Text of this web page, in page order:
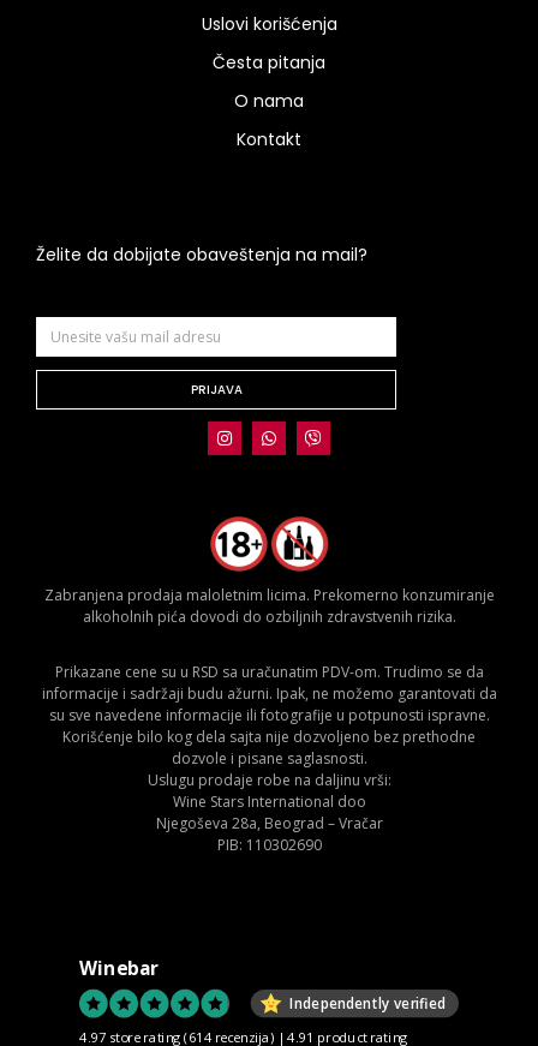
Uslovi korišćenja
Česta pitanja
O nama
Kontakt
Želite da dobijate obaveštenja na mail?
PRIJAVA
Zabranjena prodaja maloletnim licima. Prekomerno konzumiranje
alkoholnih pića dovodi do ozbiljnih zdravstvenih rizika.
Prikazane cene su u RSD sa uračunatim PDV-om. Trudimo se da
informacije i sadržaji budu ažurni. Ipak, ne možemo garantovati da
su sve navedene informacije ili fotografije u potpunosti ispravne.
Korišćenje bilo kog dela sajta nije dozvoljeno bez prethodne
dozvole i pisane saglasnosti.
Uslugu prodaje robe na daljinu vrši:
Wine Stars International doo
Njegoševa 28a, Beograd – Vračar
PIB: 110302690
Winebar
Independently verified
4.97 store rating (614 recenzija) |4.91 product rating